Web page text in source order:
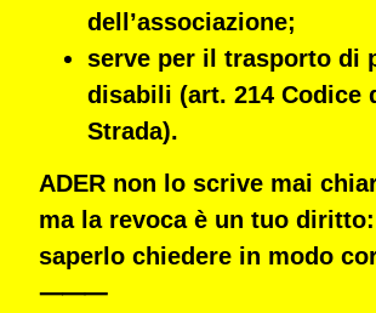
dell’associazione;
serve per il trasporto di
disabili (art. 214 Codice
Strada).
ADER non lo scrive mai
ma la revoca è un tuo
saperlo chiedere in modo
⸻